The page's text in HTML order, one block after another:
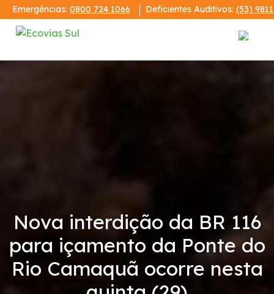
Emergências: 0800 724 1066 Deficientes Auditivos: (53)
Demonstrações Financeiras
Código de Conduta
Condições da Via
Nova interdição da BR 116
para içamento da Ponte do
Rio Camaquã ocorre nesta